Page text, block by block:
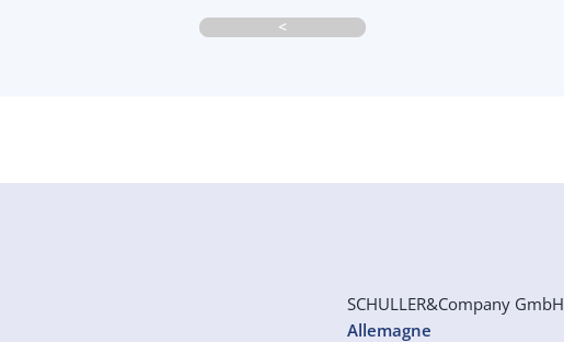
<
SCHULLER&Company GmbH
Allemagne